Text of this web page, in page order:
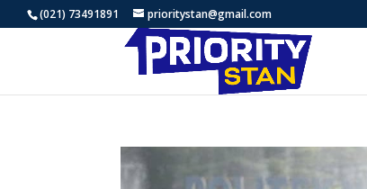
(021) 73491891 prioritystan@gmail.com